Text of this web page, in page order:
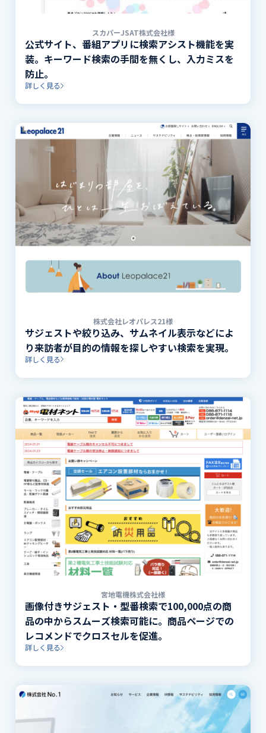
スカパーJSAT株式会社様
公式サイト、番組アプリに検索アシスト機能を実
装。キーワード検索の手間を無くし、入力ミスを
防止。
詳しく見る
株式会社レオパレス21様
サジェストや絞り込み、サムネイル表示などによ
り来訪者が目的の情報を探しやすい検索を実現。
詳しく見る
宮地電機株式会社様
画像付きサジェスト・型番検索で100,000点の商
品の中からスムーズ検索可能に。商品ページでの
レコメンドでクロスセルを促進。
詳しく見る